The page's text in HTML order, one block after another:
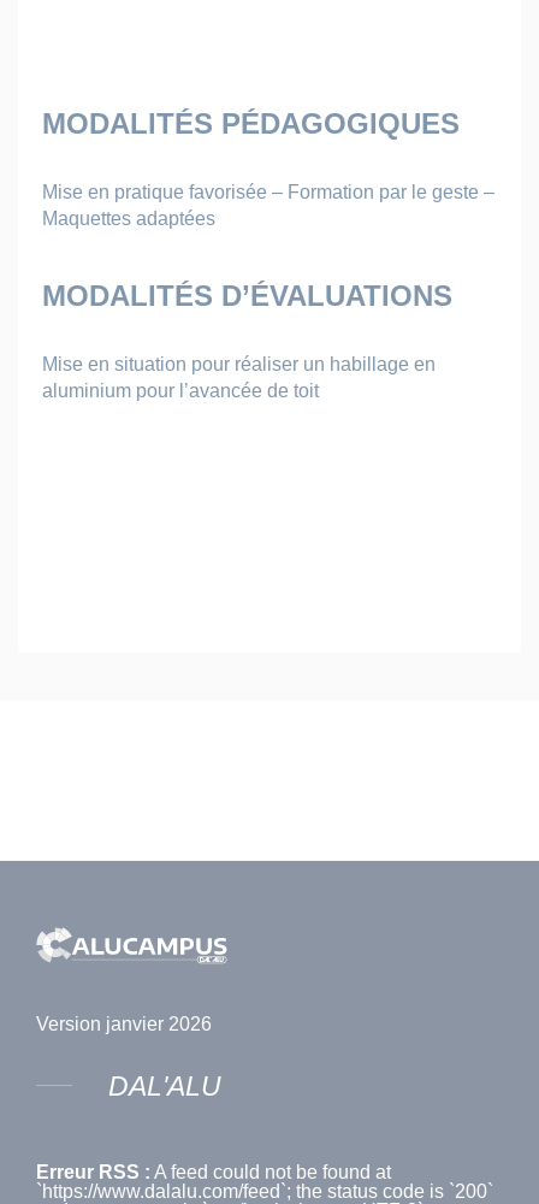
MODALITÉS PÉDAGOGIQUES
Mise en pratique favorisée – Formation par le geste –
Maquettes adaptées
MODALITÉS D’ÉVALUATIONS
Mise en situation pour réaliser un habillage en
aluminium pour l’avancée de toit
Version janvier 2026
DAL'ALU
Erreur RSS : A feed could not be found at
`https://www.dalalu.com/feed`; the status code is `200`